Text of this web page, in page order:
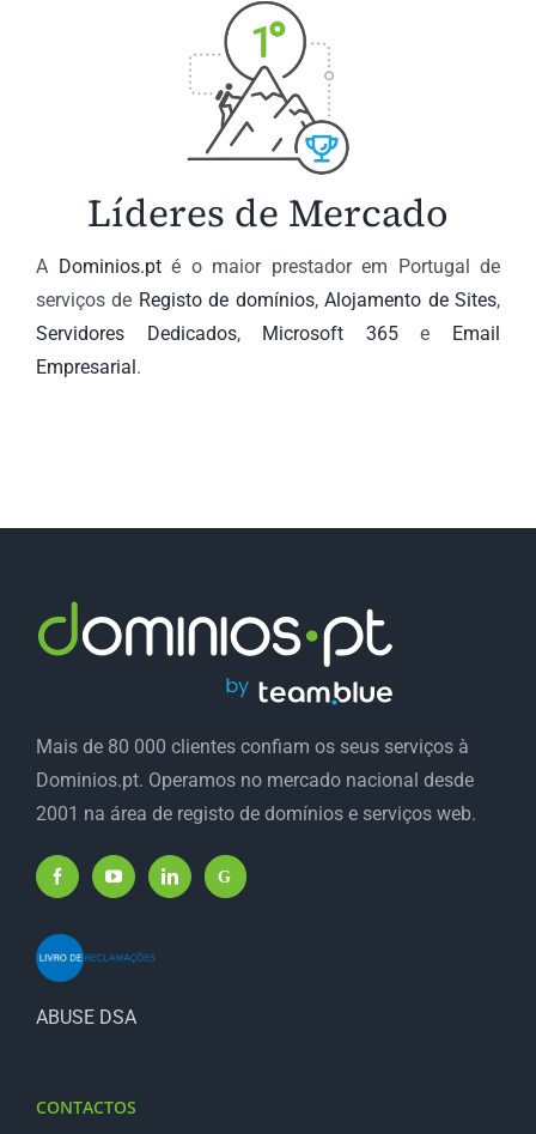
Líderes de Mercado
A Dominios.pté o maior prestador em Portugal de
serviços de Registo de domínios,Alojamento de Sites,
Servidores Dedicados, Microsoft 365e Email
Empresarial.
Mais de 80 000 clientes confiam os seus serviços à
Dominios.pt. Operamos no mercado nacional desde
2001 na área de registo de domínios e serviços web.
ABUSE DSA
CONTACTOS